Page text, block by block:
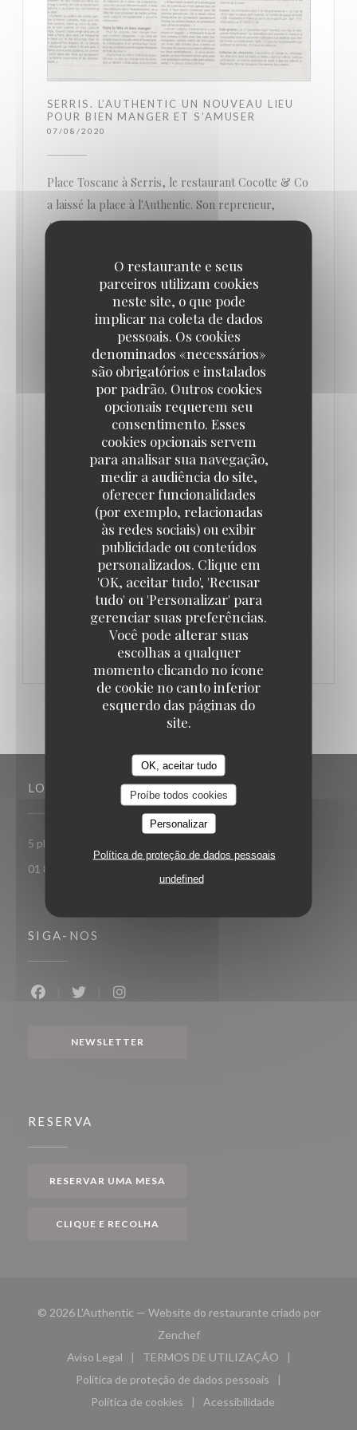
O restaurante e seus
parceiros utilizam cookies
neste site, o que pode
implicar na coleta de dados
pessoais. Os cookies
denominados «necessários»
são obrigatórios e instalados
por padrão. Outros cookies
opcionais requerem seu
consentimento. Esses
cookies opcionais servem
para analisar sua navegação,
medir a audiência do site,
oferecer funcionalidades
(por exemplo, relacionadas
às redes sociais) ou exibir
publicidade ou conteúdos
personalizados. Clique em
'OK, aceitar tudo', 'Recusar
tudo' ou 'Personalizar' para
gerenciar suas preferências.
Você pode alterar suas
escolhas a qualquer
momento clicando no ícone
de cookie no canto inferior
esquerdo das páginas do
site.
OK, aceitar tudo
Proíbe todos cookies
Personalizar
Política de proteção de dados pessoais
undefined
SERRIS. L’AUTHENTIC UN NOUVEAU LIEU
POUR BIEN MANGER ET S’AMUSER
07/08/2020
Place Toscane à Serris, le restaurant Cocotte & Co
a laissé la place à l'Authentic. Son repreneur,
Adrien Del Pozo veut en faire un lieu où l'on peut
Où sortir le soir, le week-end ? Au Val d’Europe,
sur la place Toscane, le petit nouveau tient à se
démarquer : on y mange bien et on s’y amusera
L’Authentic est né de la collaboration de deux
associés. Adrien Del Pozo, entrepreneur dans
l’informatique puis dans la location de salles, et
Olivier Souverain, traiteur depuis vingt ans et
partenaire de plusieurs restaurants parisiens.
Adrien Del Pozo réalise un rêve de jeunesse : créer
un lieu bon enfant, aux influences typiquement
françaises.
LER O ARTIGO ((ABRE NUMA NOVA JANELA))
LOCAL
5 place Toscane 77700 Serris-Val d'Europe
01 85 15 27 71
SIGA-NOS
NEWSLETTER
RESERVA
RESERVAR UMA MESA
CLIQUE E RECOLHA
© 2026 L'Authentic — Website do restaurante criado por
Zenchef((abre numa nova janela))
Aviso Legal
((abre numa nova janela))
TERMOS DE UTILIZAÇÃO
((abre numa nova janela))
Política de proteção de dados pessoais
((abre numa nova janela))
Política de cookies
((abre numa nova janela))
Acessibilidade